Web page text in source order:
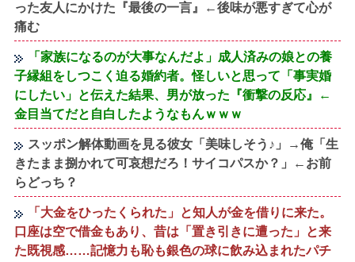
った友人にかけた『最後の一言』←後味が悪すぎて心が
痛む
「家族になるのが大事なんだよ」成人済みの娘との養
子縁組をしつこく迫る婚約者。怪しいと思って「事実婚
にしたい」と伝えた結果、男が放った『衝撃の反応』←
金目当てだと自白したようなもんｗｗｗ
スッポン解体動画を見る彼女「美味しそう♪」→俺「生
きたまま捌かれて可哀想だろ！サイコパスか？」←お前
らどっち？
「大金をひったくられた」と知人が金を借りに来た。
口座は空で借金もあり、昔は「置き引きに遭った」と来
た既視感……記憶力も恥も銀色の球に飲み込まれたパチ